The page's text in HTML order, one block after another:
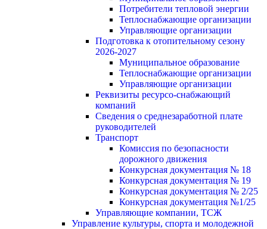
Потребители тепловой энергии
Теплоснабжающие организации
Управляющие организации
Подготовка к отопительному сезону
2026-2027
Муниципальное образование
Теплоснабжающие организации
Управляющие организации
Реквизиты ресурсо-снабжающий
компаний
Сведения о среднезаработной плате
руководителей
Транспорт
Комиссия по безопасности
дорожного движения
Конкурсная документация № 18
Конкурсная документация № 19
Конкурсная документация № 2/25
Конкурсная документация №1/25
Управляющие компании, ТСЖ
Управление культуры, спорта и молодежной